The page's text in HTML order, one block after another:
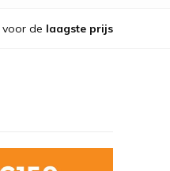
voor de laagste prijs